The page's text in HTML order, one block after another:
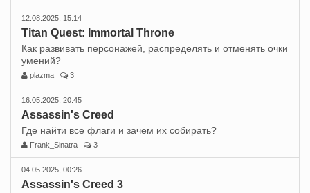
12.08.2025, 15:14
Titan Quest: Immortal Throne
Как развивать персонажей, распределять и отменять очки
умений?
plazma 3
16.05.2025, 20:45
Assassin's Creed
Где найти все флаги и зачем их собирать?
Frank_Sinatra 3
04.05.2025, 00:26
Assassin's Creed 3